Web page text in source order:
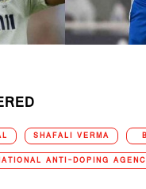
SHAFALI VERMA
ANTI-DOPING